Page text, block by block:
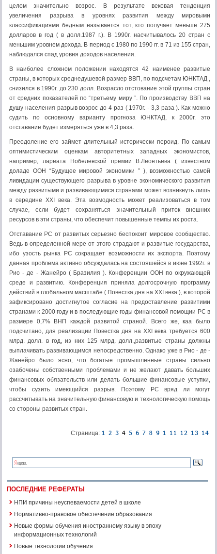
целом значительно возрос. В результате вековая тенденция
увеличения разрыва в уровнях развития между мировыми
классификациями бедным называется тот, кто получает меньше 275
долларов в год ( в долл.1987 г.). В 1990г. насчитывалось 20 стран с
меньшим уровнем дохода. В период с 1980 по 1990 гг. в 71 из 155 стран,
наблюдался спад уровня доходов населения.
В наиболее сложном положении находятся 42 наименее развитые
страны, в которых среднедушевой размер ВВП, по подсчетам ЮНКТАД ,
снизился в 1990г. до 230 долл. Возрасло отстование этой группы стран
от средних показателей по “третьему миру ”. По производству ВВП на
душу населения разрыв возрос до 4 раз ( 1970г. - 3,3 раза ). Как можно
судить по основному варианту прогноза ЮНКТАД, к 2000г. это
отставание будет измеряться уже в 4,3 раза.
Преодоление его займет длительный исторически пероид. По самым
оптимистическим оценкам авторитетных западных экономистов,
например, лареата Нобелевской премии В.Леонтьева ( известном
доладе ООН “Будущее мировой экономики ” ), возможностью самой
ливидации существующего разрыва в уровне экономического развития
между развитыми и развивающимися странами может возникнуть лишь
в середине ХХI века. Эта возмодность может реализоваться в том
случае, если будет сохраняться значительный приток внешних
ресурсов в эти страны, что обеспечит повышенные темпы их роста.
Отставание РС от развитых серьезно беспокоит мировое сообщество.
Ведь в определенной мере от этого страдают и развитые государства,
ибо узость рынка РС сокращает возможности их экспорта. Поэтому
данная проблема активно обсуждалась на состояшейся в июне 1992г. в
Рио - де - Жанейро ( Бразилия ). Конференции ООН по окружающей
среде и развитию. Конференция приняла долгосрочную программу
действий в глобальном масштабе ( Повестка дня на ХХI века ), в которой
зафиксировано достигнутое согласие на предоставление развитими
странами к 2000 году и в последующие годы финансовой помощии РС в
размере 0,7% ВНП каждой развитой страной. Всего же, каа было
подсчитано, для реализации Повестка дня на ХХI века требуется 600
млрд. долл. в год, из них 125 млрд. долл.,развитые страны должны
выплачивать развивающимся непосредственно. Однако уже в Рио - де -
Жанейро было ясно, что богатые промышленные страны сильно
озабочены собственными проблемами и не желают давать больших
финансовых обязательств или делать большие финансовые уступки,
чтобы сузить имеющийся разрыв. Поэтому РС вряд ли могут
рассчитывать на значительную финансовую и технологическую помощь
со стороны развитых стран.
Страница:
ПОСЛЕДНИЕ РЕФЕРАТЫ
НПИ причины неуспеваемости детей в школе
Нормативно-правовое обеспечение образования
Новые формы обучения иностранному языку в эпоху
информационных технологий
Новые технологии обучения